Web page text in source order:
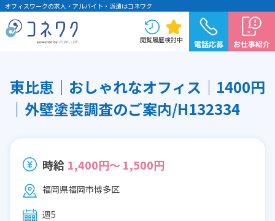
オフィスワークの求人・アルバイト・派遣はコネワク
閲覧履歴検討中 電話応募 お仕事紹介
東比恵│おしゃれなオフィス│1400円
｜外壁塗装調査のご案内/H132334
時給 1,400円～ 1,500円
福岡県福岡市博多区
週5